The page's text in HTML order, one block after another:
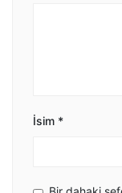
İsim *